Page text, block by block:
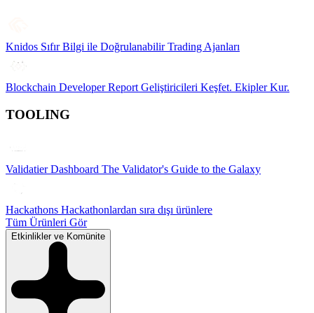
Knidos Sıfır Bilgi ile Doğrulanabilir Trading Ajanları
Blockchain Developer Report Geliştiricileri Keşfet. Ekipler Kur.
TOOLING
Validatier Dashboard The Validator's Guide to the Galaxy
Hackathons Hackathonlardan sıra dışı ürünlere
Tüm Ürünleri Gör
Etkinlikler ve Komünite